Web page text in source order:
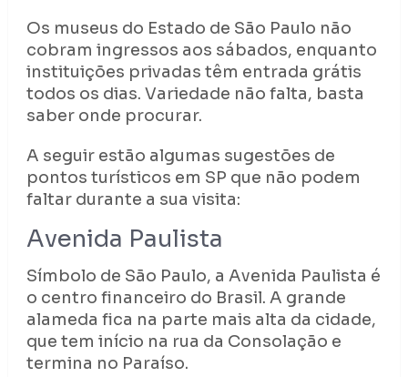
Os museus do Estado de São Paulo não
cobram ingressos aos sábados, enquanto
instituições privadas têm entrada grátis
todos os dias. Variedade não falta, basta
saber onde procurar.
A seguir estão algumas sugestões de
pontos turísticos em SP que não podem
faltar durante a sua visita:
Avenida Paulista
Símbolo de São Paulo, a Avenida Paulista é
o centro financeiro do Brasil. A grande
alameda fica na parte mais alta da cidade,
que tem início na rua da Consolação e
termina no Paraíso.